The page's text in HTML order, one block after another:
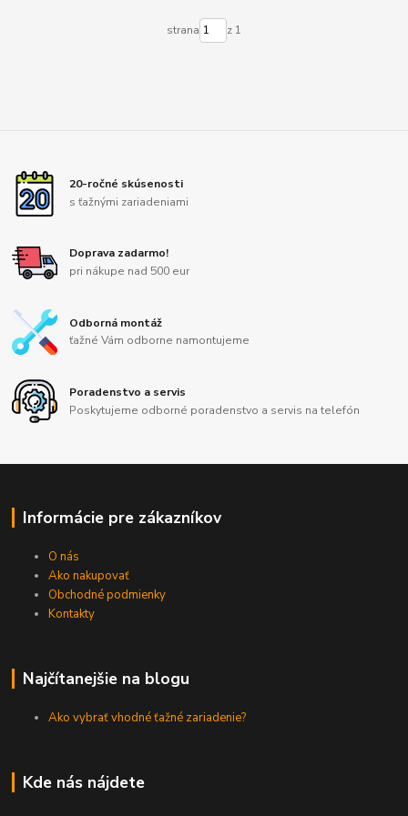
strana z 1
20-ročné skúsenosti
s ťažnými zariadeniami
Doprava zadarmo!
pri nákupe nad 500 eur
Odborná montáž
ťažné Vám odborne namontujeme
Poradenstvo a servis
Poskytujeme odborné poradenstvo a servis na telefón
Informácie pre zákazníkov
O nás
Ako nakupovať
Obchodné podmienky
Kontakty
Najčítanejšie na blogu
Ako vybrať vhodné ťažné zariadenie?
Kde nás nájdete